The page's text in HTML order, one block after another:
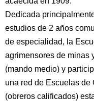
Dedicada
estudios de 2 años
de especialidad, la
agrimensores de minas
(mando medio) y
una red de Escuelas de
(obreros calificados)